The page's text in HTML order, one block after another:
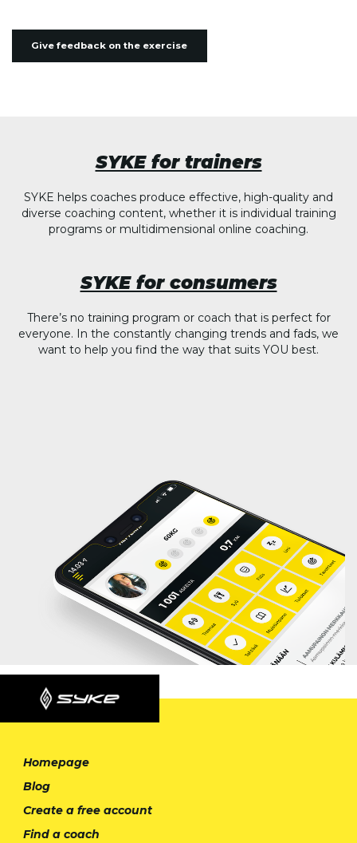
Give feedback on the exercise
SYKE for trainers
SYKE helps coaches produce effective, high-quality and
diverse coaching content, whether it is individual training
programs or multidimensional online coaching.
SYKE for consumers
There’s no training program or coach that is perfect for
everyone. In the constantly changing trends and fads, we
want to help you find the way that suits YOU best.
Homepage
Blog
Create a free account
Find a coach